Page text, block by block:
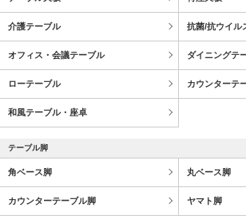
介護テーブル 抗菌/抗ウイル
オフィス・会議テーブル ダイニングテ
ローテーブル カウンターテ
和風テーブル・座卓
テーブル脚
角ベース脚 丸ベース脚
カウンターテーブル脚 ヤマト脚